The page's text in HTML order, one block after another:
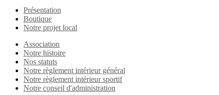
Présentation
Boutique
Notre projet local
Association
Notre histoire
Nos statuts
Notre règlement intérieur général
Notre règlement intérieur sportif
Notre conseil d'administration